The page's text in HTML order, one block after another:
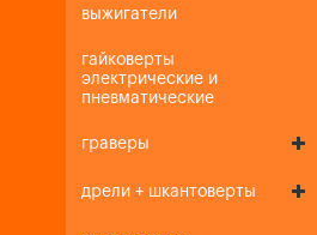
выжигатели
гайковерты
электрические и
пневматические
граверы
дрели + шкантоверты